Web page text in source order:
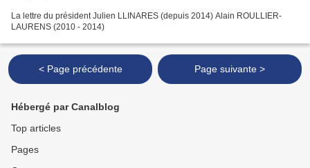
La lettre du président Julien LLINARES (depuis 2014) Alain ROULLIER-
LAURENS (2010 - 2014)
< Page précédente Page suivante >
Hébergé par Canalblog
Top articles
Pages